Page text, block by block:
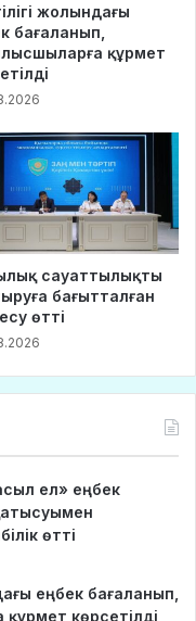
жолындағы
бағаланып,
құрмет
сауаттылықты
бағытталған
өтті
ел» еңбек
өтті
еңбек бағаланып,
көрсетілді